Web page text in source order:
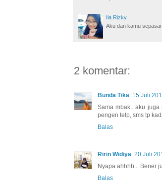
Ila Rizky
Aku dan kamu
2 komentar:
Bunda Tika 15 Juli
Sama mbak.. aku juga
pengen telp, sms tp
Balas
Ririn Widiya 20 Juli
Nyapa ahhhh... Bener
Balas